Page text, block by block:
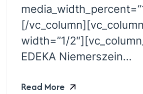
[/vc_column][vc_column
width=”1/
EDEKA Niemerszein...
Read More